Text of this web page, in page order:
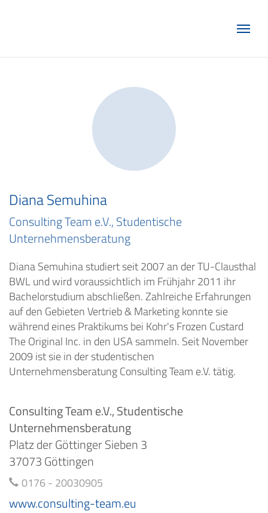
Diana Semuhina
Consulting Team e.V., Studentische
Unternehmensberatung
Diana Semuhina studiert seit 2007 an der TU-Clausthal
BWL und wird voraussichtlich im Frühjahr 2011 ihr
Bachelorstudium abschließen. Zahlreiche Erfahrungen
auf den Gebieten Vertrieb & Marketing konnte sie
während eines Praktikums bei Kohr's Frozen Custard
The Original Inc. in den USA sammeln. Seit November
2009 ist sie in der studentischen
Unternehmensberatung Consulting Team e.V. tätig.
Consulting Team e.V., Studentische
Unternehmensberatung
Platz der Göttinger Sieben 3
37073 Göttingen
0176 - 20030905
www.consulting-team.eu